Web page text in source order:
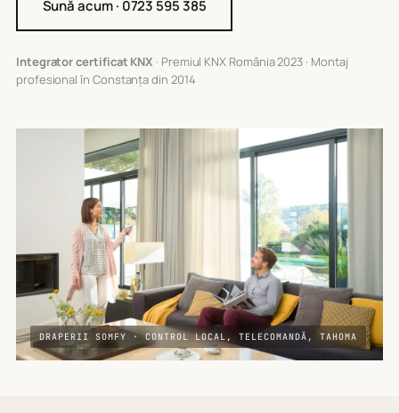
Sună acum · 0723 595 385
Integrator certificat KNX · Premiul KNX România 2023 · Montaj
profesional în Constanța din 2014
DRAPERII SOMFY · CONTROL LOCAL, TELECOMANDĂ, TAHOMA